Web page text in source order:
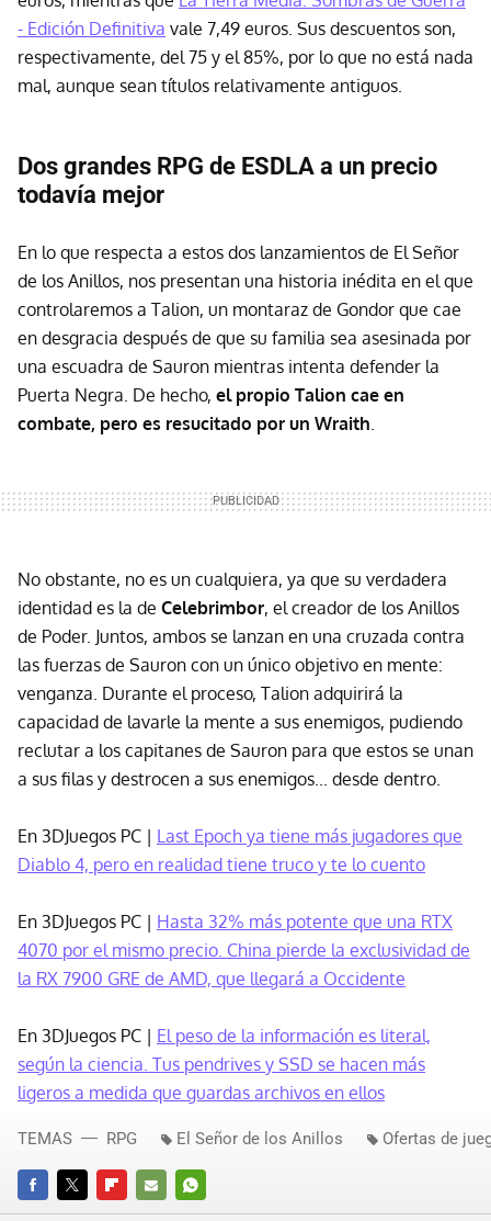
- Edición Definitiva vale 7,49 euros. Sus descuentos son,
respectivamente, del 75 y el 85%, por lo que no está nada
mal, aunque sean títulos relativamente antiguos.
Dos grandes RPG de ESDLA a un precio
todavía mejor
En lo que respecta a estos dos lanzamientos de El Señor
de los Anillos, nos presentan una historia inédita en el que
controlaremos a Talion, un montaraz de Gondor que cae
en desgracia después de que su familia sea asesinada por
una escuadra de Sauron mientras intenta defender la
Puerta Negra. De hecho, el propio Talion cae en
combate, pero es resucitado por un Wraith.
No obstante, no es un cualquiera, ya que su verdadera
identidad es la de Celebrimbor, el creador de los Anillos
de Poder. Juntos, ambos se lanzan en una cruzada contra
las fuerzas de Sauron con un único objetivo en mente:
venganza. Durante el proceso, Talion adquirirá la
capacidad de lavarle la mente a sus enemigos, pudiendo
reclutar a los capitanes de Sauron para que estos se unan
a sus filas y destrocen a sus enemigos... desde dentro.
En 3DJuegos PC | Last Epoch ya tiene más jugadores que
Diablo 4, pero en realidad tiene truco y te lo cuento
En 3DJuegos PC | Hasta 32% más potente que una RTX
4070 por el mismo precio. China pierde la exclusividad de
la RX 7900 GRE de AMD, que llegará a Occidente
En 3DJuegos PC | El peso de la información es literal,
según la ciencia. Tus pendrives y SSD se hacen más
ligeros a medida que guardas archivos en ellos
FACEBOOKTWITTERFLIPBOARD
E-
WHATSAPP
TEMAS RPG El Señor de los Anillos Ofertas de